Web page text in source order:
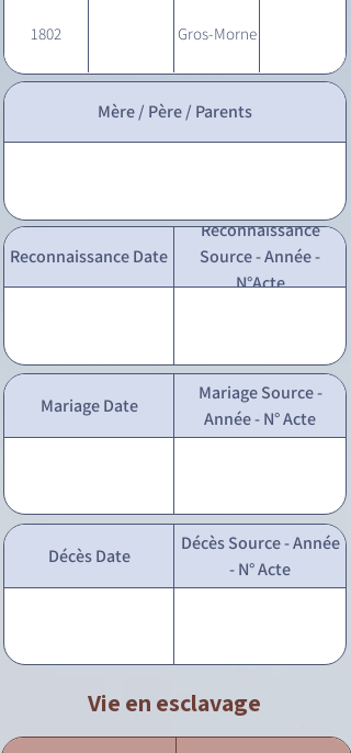
1802 Gros-Morne
Mère / Père / Parents
Reconnaissance Date
Reconnaissance
Source - Année -
N°Acte
Mariage Date
Mariage Source -
Année - N° Acte
Décès Date
Décès Source - Année
- N° Acte
Vie en esclavage